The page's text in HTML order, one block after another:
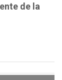
de la